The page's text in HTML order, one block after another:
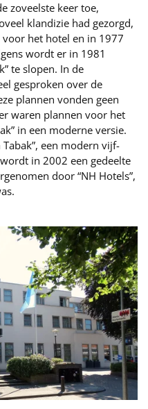
zoveelste keer toe,
klandizie had gezorgd,
het hotel en in 1977
wordt er in 1981
te slopen. In de
gesproken over de
plannen vonden geen
waren plannen voor het
in een moderne versie.
een modern vijf-
in 2002 een gedeelte
door “NH Hotels”,